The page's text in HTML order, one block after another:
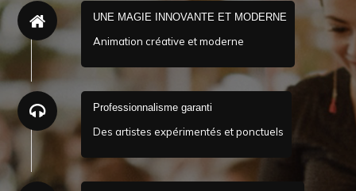
UNE MAGIE INNOVANTE ET MODERNE
Animation créative et moderne
Professionnalisme garanti
Des artistes expérimentés et ponctuels